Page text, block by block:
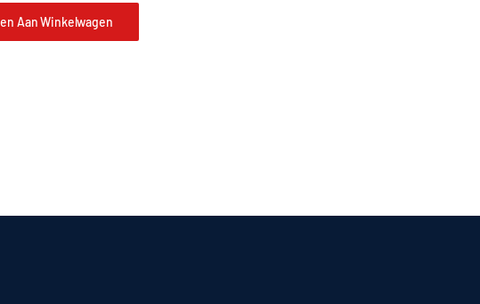
Aan Winkelwagen